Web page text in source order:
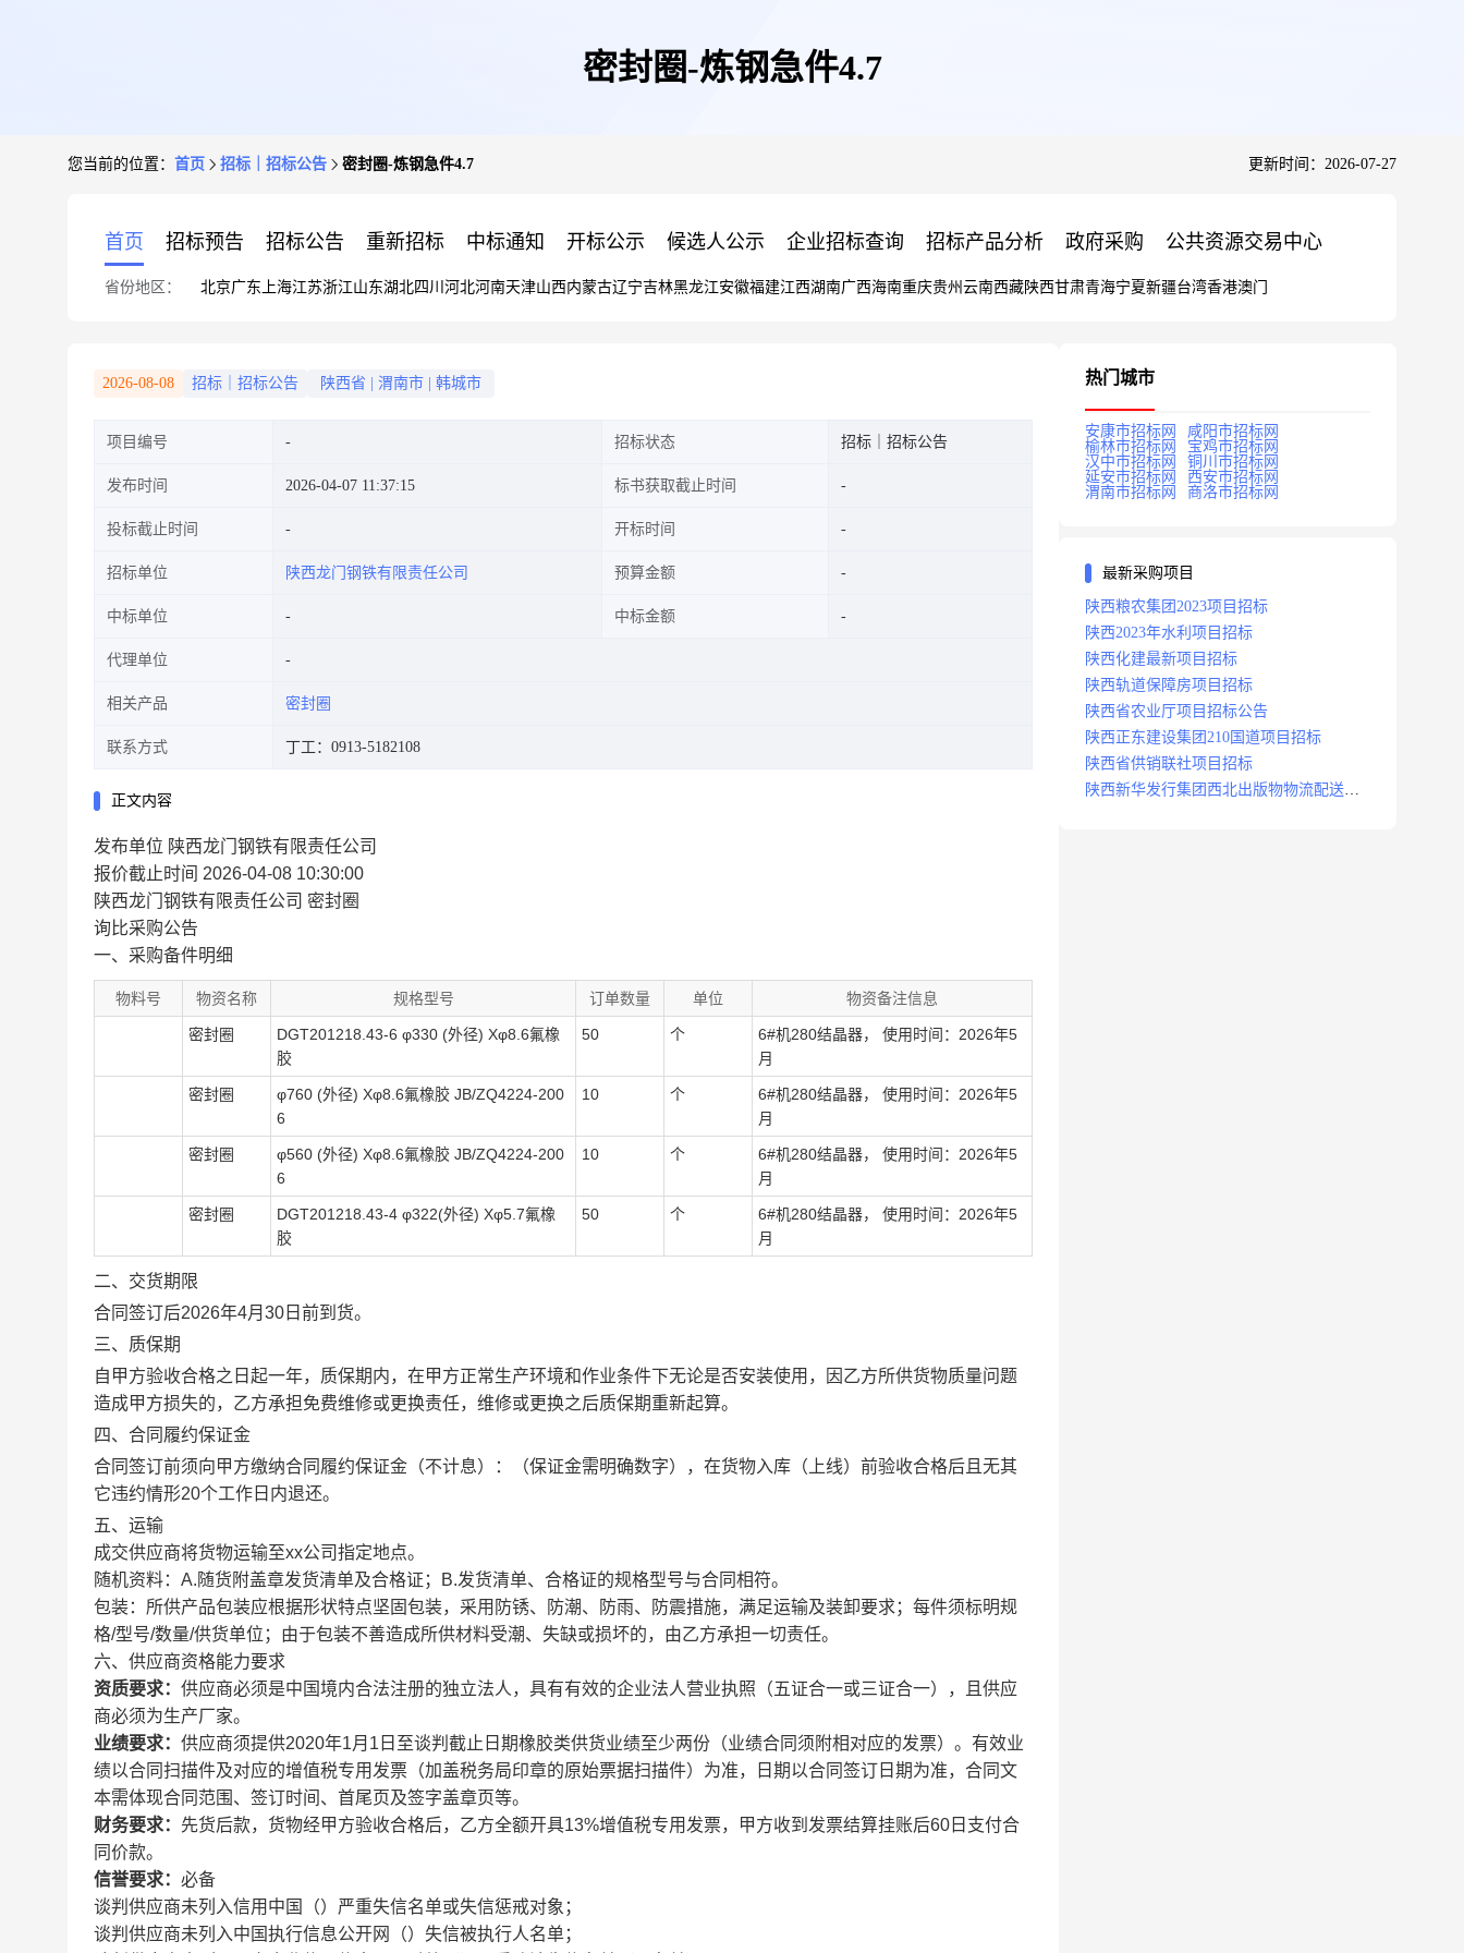
密封圈-炼钢急件4.7
您当前的位置： 首页 招标｜招标公告 密封圈-炼钢急件4.7 更新时间：2026-07-27
首页 招标预告 招标公告 重新招标 中标通知 开标公示 候选人公示 企业招标查询 招标产品分析 政府采购 公共资源交易中心
省份地区： 北京广东 上海江苏浙江山东湖北四川 河北河南天津山西内蒙古辽宁吉林黑龙江安徽福建江西湖南广西海南重庆贵州 云南西藏陕西甘肃青海宁夏新疆台湾香港澳门
2026-08-08 招标｜招标公告 陕西省 渭南市 韩城市
项目编号 招标状态 招标｜招标公告
发布时间 2026-04-07 11:37:15 标书获取截止时间
投标截止时间 开标时间
招标单位 陕西龙门钢铁有限责任公司 预算金额
中标单位 中标金额
代理单位
相关产品 密封圈
联系方式 丁工：0913-5182108
正文内容
发布单位 陕西龙门钢铁有限责任公司
报价截止时间 2026-04-08 10:30:00
陕西龙门钢铁有限责任公司 密封圈
询比采购公告
一、采购备件明细
物料号 物资名称 规格型号 订单数量 单位 物资备注信息
密封圈
DGT201218.43-6 φ330 (外径) Xφ8.6氟橡
胶
50 个
6#机280结晶器， 使用时间：2026年5
月
密封圈
φ760 (外径) Xφ8.6氟橡胶 JB/ZQ4224-200
6
10 个
6#机280结晶器， 使用时间：2026年5
月
密封圈
φ560 (外径) Xφ8.6氟橡胶 JB/ZQ4224-200
6
10 个
6#机280结晶器， 使用时间：2026年5
月
密封圈
DGT201218.43-4 φ322(外径) Xφ5.7氟橡
胶
50 个
6#机280结晶器， 使用时间：2026年5
月
二、交货期限
合同签订后2026年4月30日前到货。
三、质保期
自甲方验收合格之日起一年，质保期内，在甲方正常生产环境和作业条件下无论是否安装使用，因乙方所供货物质量问题
造成甲方损失的，乙方承担免费维修或更换责任，维修或更换之后质保期重新起算。
四、合同履约保证金
合同签订前须向甲方缴纳合同履约保证金（不计息）：（保证金需明确数字），在货物入库（上线）前验收合格后且无其
它违约情形20个工作日内退还。
五、运输
成交供应商将货物运输至xx公司指定地点。
随机资料：A.随货附盖章发货清单及合格证；B.发货清单、合格证的规格型号与合同相符。
包装：所供产品包装应根据形状特点坚固包装，采用防锈、防潮、防雨、防震措施，满足运输及装卸要求；每件须标明规
格/型号/数量/供货单位；由于包装不善造成所供材料受潮、失缺或损坏的，由乙方承担一切责任。
六、供应商资格能力要求
资质要求： 供应商必须是中国境内合法注册的独立法人，具有有效的企业法人营业执照（五证合一或三证合一），且供应
商必须为生产厂家。
业绩要求： 供应商须提供2020年1月1日至谈判截止日期橡胶类供货业绩至少两份（业绩合同须附相对应的发票）。有效业
绩以合同扫描件及对应的增值税专用发票（加盖税务局印章的原始票据扫描件）为准，日期以合同签订日期为准，合同文
本需体现合同范围、签订时间、首尾页及签字盖章页等。
财务要求： 先货后款，货物经甲方验收合格后，乙方全额开具13%增值税专用发票，甲方收到发票结算挂账后60日支付合
同价款。
信誉要求： 必备
谈判供应商未列入信用中国（）严重失信名单或失信惩戒对象；
谈判供应商未列入中国执行信息公开网（）失信被执行人名单；
热门城市
安康市招标网
咸阳市招标网
榆林市招标网
宝鸡市招标网
汉中市招标网
铜川市招标网
延安市招标网
西安市招标网
渭南市招标网
商洛市招标网
最新采购项目
陕西粮农集团2023项目招标
陕西2023年水利项目招标
陕西化建最新项目招标
陕西轨道保障房项目招标
陕西省农业厅项目招标公告
陕西正东建设集团210国道项目招标
陕西省供销联社项目招标
陕西新华发行集团西北出版物物流配送中